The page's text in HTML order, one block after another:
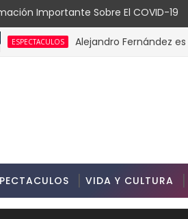
Sobre El COVID-19
Alejandro Fernández es
VIDA Y CULTURA